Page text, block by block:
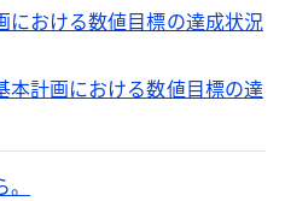
における数値目標の達成状況
本計画における数値目標の達